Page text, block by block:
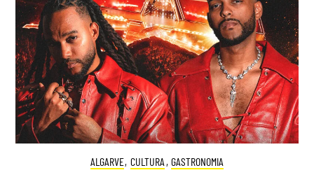
ALGARVE, CULTURA , GASTRONOMIA